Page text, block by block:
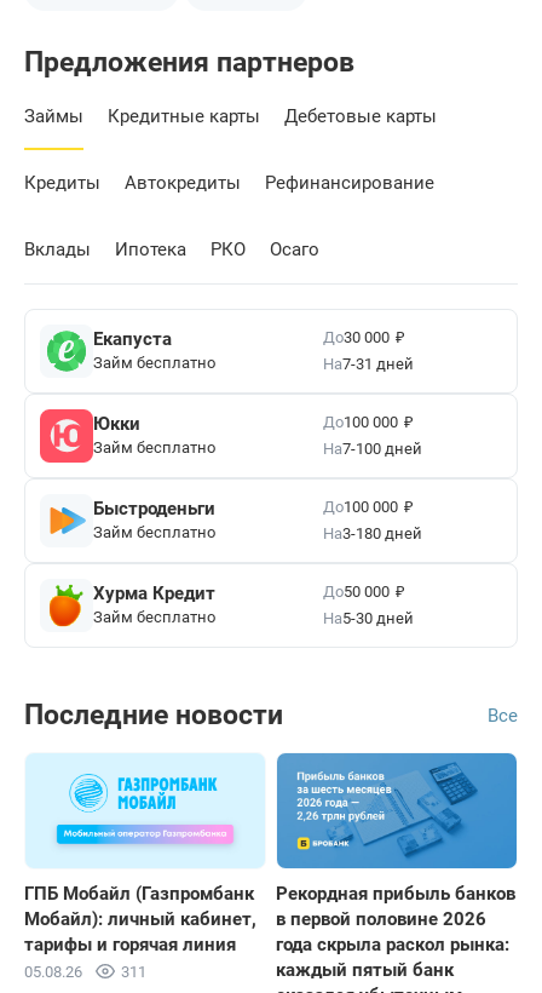
Предложения партнеров
Займы Кредитные карты Дебетовые карты
Кредиты Автокредиты Рефинансирование
Вклады Ипотека РКО Осаго
Екапуста
Займ бесплатно
До30 000 ₽
На7-31 дней
Юкки
Займ бесплатно
До100 000 ₽
На7-100 дней
Быстроденьги
Займ бесплатно
До100 000 ₽
На3-180 дней
Хурма Кредит
Займ бесплатно
До50 000 ₽
На5-30 дней
Последние новости Все
ГПБ Мобайл (Газпромбанк
Мобайл): личный кабинет,
тарифы и горячая линия
05.08.26 311
Рекордная прибыль банков
в первой половине 2026
года скрыла раскол рынка:
каждый пятый банк